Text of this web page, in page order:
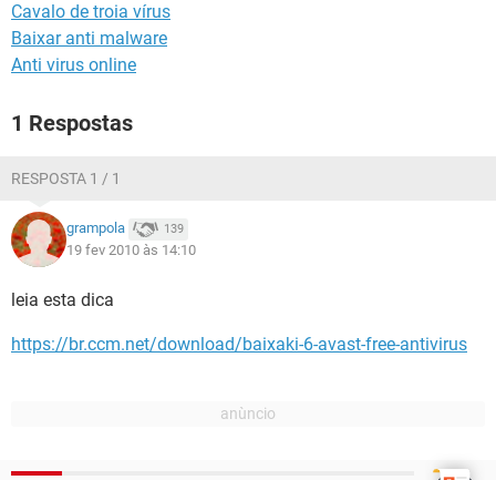
Cavalo de troia vírus
Baixar anti malware
Anti virus online
1 Respostas
RESPOSTA 1 / 1
grampola 139
19 fev 2010 às 14:10
leia esta dica
https://br.ccm.net/download/baixaki-6-avast-free-antivirus